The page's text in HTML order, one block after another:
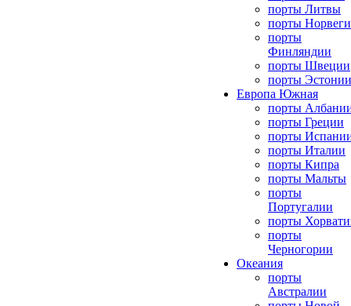
порты Литвы
порты
порты
Финляндии
порты Швеции
порты Эстонии
Европа Южная
порты
порты Греции
порты
порты Италии
порты Кипра
порты Мальты
порты
Португалии
порты
порты
Черногории
Океания
порты
Австралии